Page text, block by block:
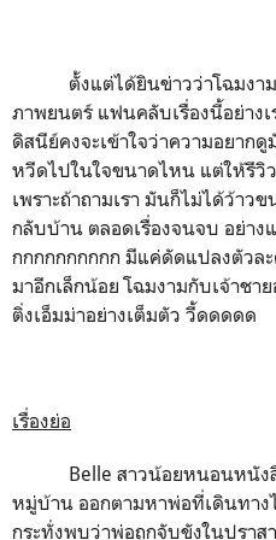
ตั้งแต่ได้ยินข่าวว่าโฉมงา
ภาพยนตร์ แฟนคลับเรื่องนี้อย่าง
ดิสนีย์คงจะเข้าใจว่าความอยาก
หวีดไปในใจขนาดไหน แต่ให้รีวิ
เพราะถ้าถามเรา มันก็ไม่ได้ว้า
กลับบ้าน ตลอดเรื่องจนจบ อย่าง
กกกกกกกกกก มีแค่ดัดแปลงตัวล
มาอีกเล็กน้อย โฉมงามกับเจ้าชา
ติ่งเอ็มม่าอย่างเต็มตัว วี้ดดดดด
เรื่องย่อ
Belle สาวน้อยหนอนหนั
หมู่บ้าน ออกตามหาพ่อที่เดินทา
กระทั่งพบว่าพ่อถูกจับขังในปรา